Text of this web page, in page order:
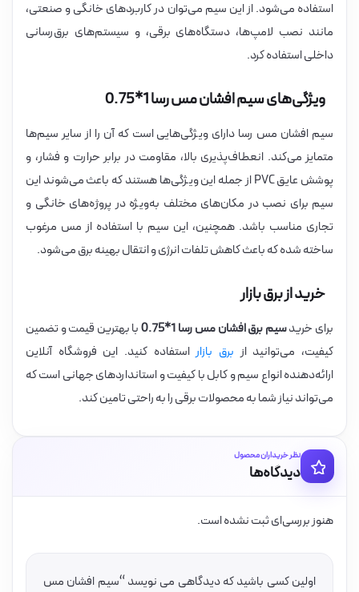
استفاده می‌شود. از این سیم می‌توان در کاربردهای خانگی و صنعتی،
مانند نصب لامپ‌ها، دستگاه‌های برقی، و سیستم‌های برق‌رسانی
داخلی استفاده کرد.
ویژگی‌های سیم افشان مس رسا 1*0.75
سیم افشان مس رسا دارای ویژگی‌هایی است که آن را از سایر سیم‌ها
متمایز می‌کند. انعطاف‌پذیری بالا، مقاومت در برابر حرارت و فشار، و
پوشش عایق PVC از جمله این ویژگی‌ها هستند که باعث می‌شوند این
سیم برای نصب در مکان‌های مختلف به‌ویژه در پروژه‌های خانگی و
تجاری مناسب باشد. همچنین، این سیم با استفاده از مس مرغوب
ساخته شده که باعث کاهش تلفات انرژی و انتقال بهینه برق می‌شود.
خرید از برق بازار
برای خریدسیم برق افشان مس رسا 1*0.75
با بهترین قیمت و تضمین
کیفیت، می‌توانید از برق بازاراستفاده کنید. این فروشگاه آنلاین
ارائه‌دهنده انواع سیم و کابل با کیفیت و استانداردهای جهانی است که
می‌تواند نیاز شما به محصولات برقی را به راحتی تامین کند.
نظر خریداران محصول
دیدگاه‌ها
هنوز بررسی‌ای ثبت نشده است.
اولین کسی باشید که دیدگاهی می نویسد “سیم افشان مس